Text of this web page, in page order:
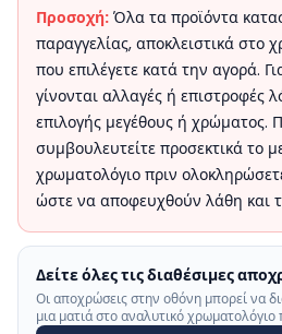
Προσοχή: Όλα τα προϊόντα
παραγγελίας, αποκλειστικά στο
που επιλέγετε κατά την αγορά.
γίνονται αλλαγές ή επιστροφές
επιλογής μεγέθους ή χρώματος.
συμβουλευτείτε προσεκτικά το
χρωματολόγιο πριν
ώστε να αποφευχθούν λάθη και
Δείτε όλες τις διαθέσιμες
Οι αποχρώσεις στην οθόνη μπορεί να
μια ματιά στο αναλυτικό χρωματολόγιο